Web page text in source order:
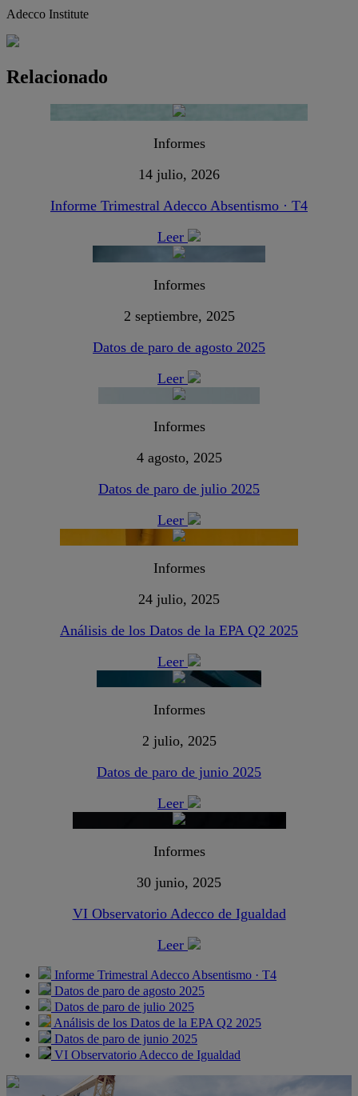
Adecco Institute
Relacionado
Informes
14 julio, 2026
Informe Trimestral Adecco Absentismo · T4
Leer
Informes
2 septiembre, 2025
Datos de paro de agosto 2025
Leer
Informes
4 agosto, 2025
Datos de paro de julio 2025
Leer
Informes
24 julio, 2025
Análisis de los Datos de la EPA Q2 2025
Leer
Informes
2 julio, 2025
Datos de paro de junio 2025
Leer
Informes
30 junio, 2025
VI Observatorio Adecco de Igualdad
Leer
Informe Trimestral Adecco Absentismo · T4
Datos de paro de agosto 2025
Datos de paro de julio 2025
Análisis de los Datos de la EPA Q2 2025
Datos de paro de junio 2025
VI Observatorio Adecco de Igualdad